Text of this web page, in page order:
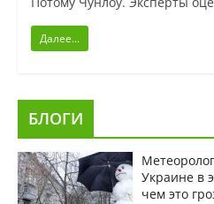
Далее...
БЛОГИ
Украине в
чем это